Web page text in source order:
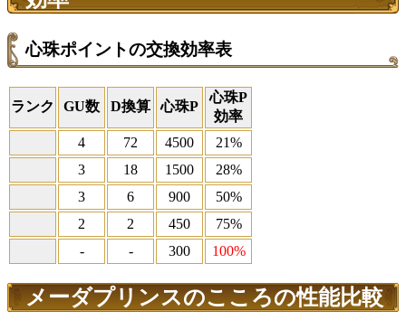
心珠ポイントの交換効率表
ランク GU数 D換算 心珠P
心珠P
効率
4
72 4500
21%
3
18 1500
28%
3
6 900
50%
2
2 450
75%
-
- 300 100%
メーダプリンスのこころの性能比較